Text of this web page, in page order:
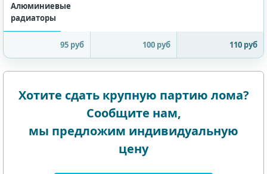
Алюминиевые
радиаторы
95 руб 100 руб 110 руб
Хотите сдать крупную партию лома?
Сообщите нам,
мы предложим индивидуальную
цену